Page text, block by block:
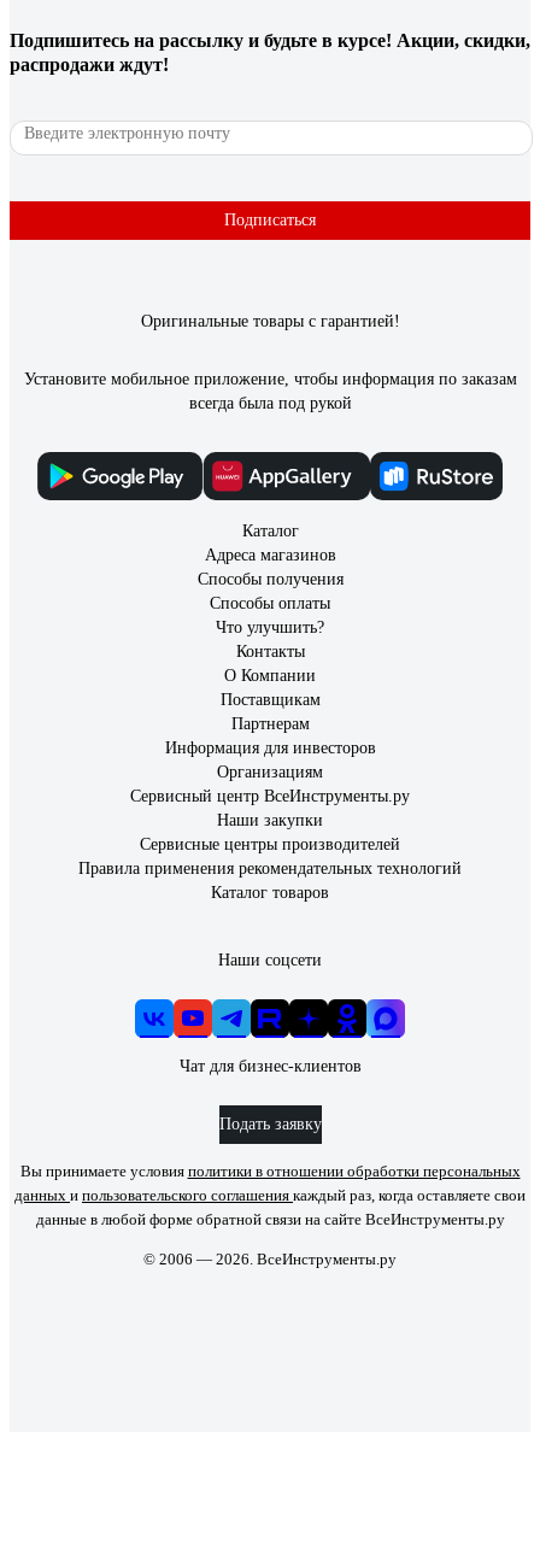
Подпишитесь на рассылку и будьте в курсе! Акции, скидки,
распродажи ждут!
Подписаться
Оригинальные товары с гарантией!
Установите мобильное приложение, чтобы информация по заказам
всегда была под рукой
Каталог
Адреса магазинов
Способы получения
Способы оплаты
Что улучшить?
Контакты
О Компании
Поставщикам
Партнерам
Информация для инвесторов
Организациям
Сервисный центр ВсеИнструменты.ру
Наши закупки
Сервисные центры производителей
Правила применения рекомендательных технологий
Каталог товаров
Наши соцсети
Чат для бизнес-клиентов
Подать заявку
Вы принимаете условия политики в отношении обработки персональных
данных и пользовательского соглашения каждый раз, когда оставляете свои
данные в любой форме обратной связи на сайте ВсеИнструменты.ру
© 2006 — 2026. ВсеИнструменты.ру